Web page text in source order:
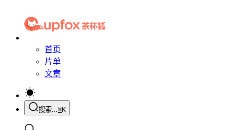
首页
片单
文章
搜索...⌘K